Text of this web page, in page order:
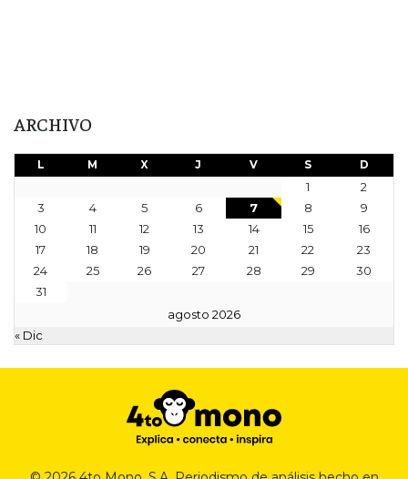
ARCHIVO
agosto 2026
L M X J V S D
1
2
3
4 5 6 7 8
9
10
11 12 13 14 15
16
17
18 19 20 21 22
23
24
25 26 27 28 29
30
31
« Dic